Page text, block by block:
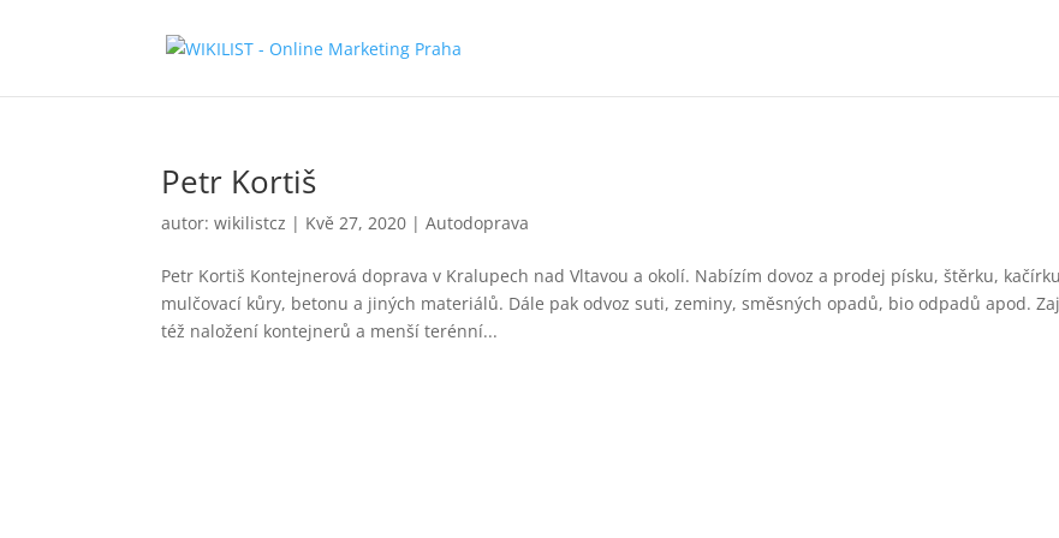
Petr Kortiš
autor:wikilistcz | Kvě 27, 2020 |Autodoprava
Petr Kortiš Kontejnerová doprava v Kralupech nad Vltavou a okolí. Nabízím dovoz a prodej písku, štěrku,
mulčovací kůry, betonu a jiných materiálů. Dále pak odvoz suti, zeminy, směsných opadů, bio odpadů apod.
též naložení kontejnerů a menší terénní...